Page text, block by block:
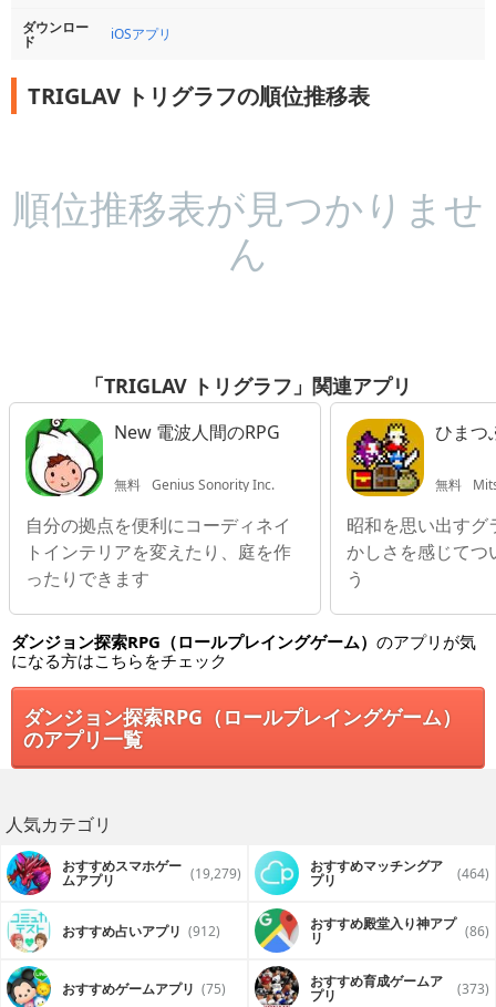
ダウンロー
ド iOSアプリ
TRIGLAV トリグラフの順位推移表
順位推移表が見つかりませ
ん
「TRIGLAV トリグラフ」関連アプリ
New 電波人間のRPG
無料 Genius Sonority Inc.
自分の拠点を便利にコーディネイ
トインテリアを変えたり、庭を作
ったりできます
ひまつ
無料
昭和を思い出すグ
かしさを感じてつ
う
ダンジョン探索RPG（ロールプレイングゲーム） のアプリが気
になる方はこちらをチェック
ダンジョン探索RPG（ロールプレイングゲーム）
のアプリ一覧
人気カテゴリ
おすすめスマホゲー
ムアプリ (19,279) おすすめマッチングア
プリ (464)
おすすめ占いアプリ (912) おすすめ殿堂入り神アプ
リ (86)
おすすめゲームアプリ (75) おすすめ育成ゲームア
プリ (373)